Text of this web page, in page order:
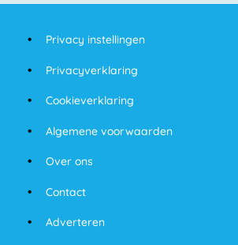
Privacy instellingen
Privacyverklaring
Cookieverklaring
Algemene voorwaarden
Over ons
Contact
Adverteren